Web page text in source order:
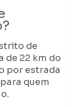
de
de 22 km do
por estrada
quem